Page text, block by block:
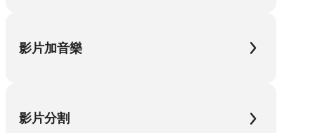
影片加音樂
影片分割